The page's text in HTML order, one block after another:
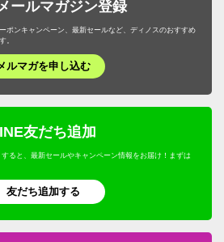
具
ョンマット
ト
ル
ケア
カバー
ンタースタンド・花台
ラ
カバー
・家電
ステリア
ールマガジン登録
ポンキャンペーン、最新セールなど、ディノスのおすすめ
。
ルマガを申し込む
友だち追加
ると、最新セールやキャンペーン情報をお届け！まずは
友だち追加する